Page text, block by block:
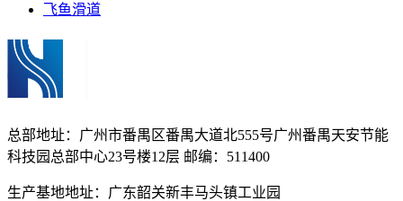
飞鱼滑道
总部地址：广州市番禺区番禺大道北555号广州番禺天安节能
科技园总部中心23号楼12层 邮编：511400
生产基地地址：广东韶关新丰马头镇工业园